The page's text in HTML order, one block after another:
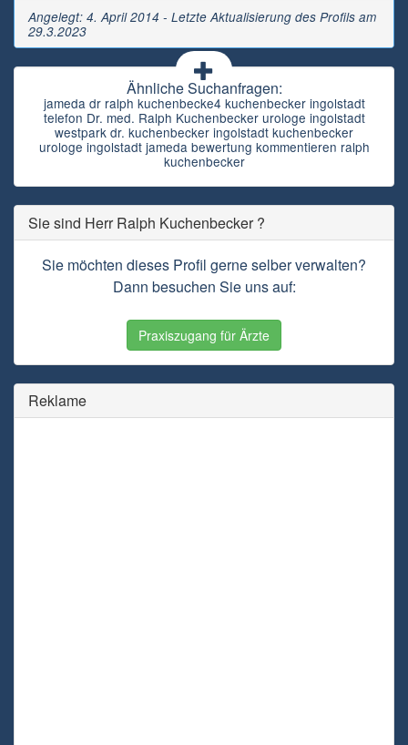
Angelegt: 4. April 2014 - Letzte Aktualisierung des Profils am
29.3.2023
Ähnliche Suchanfragen:
jameda dr ralph kuchenbecke4 kuchenbecker ingolstadt
telefon Dr. med. Ralph Kuchenbecker urologe ingolstadt
westpark dr. kuchenbecker ingolstadt kuchenbecker
urologe ingolstadt jameda bewertung kommentieren ralph
kuchenbecker
Sie sind Herr Ralph Kuchenbecker ?
Sie möchten dieses Profil gerne selber verwalten?
Dann besuchen Sie uns auf:
Praxiszugang für Ärzte
Reklame